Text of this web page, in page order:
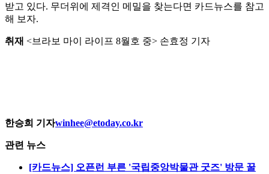
받고 있다. 무더위에 제격인 메밀을 찾는다면 카드뉴스를 참고
해 보자.
취재 <브라보 마이 라이프 8월호 중> 손효정 기자
한승희 기자winhee@etoday.co.kr
관련 뉴스
[카드뉴스] 오픈런 부른 '국립중앙박물관 굿즈' 방문 꿀